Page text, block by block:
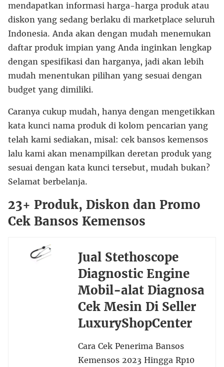
mendapatkan informasi harga-harga produk atau
diskon yang sedang berlaku di marketplace seluruh
Indonesia. Anda akan dengan mudah menemukan
daftar produk impian yang Anda inginkan lengkap
dengan spesifikasi dan harganya, jadi akan lebih
mudah menentukan pilihan yang sesuai dengan
budget yang dimiliki.
Caranya cukup mudah, hanya dengan mengetikkan
kata kunci nama produk di kolom pencarian yang
telah kami sediakan, misal: cek bansos kemensos
lalu kami akan menampilkan deretan produk yang
sesuai dengan kata kunci tersebut, mudah bukan?
Selamat berbelanja.
23+ Produk, Diskon dan Promo
Cek Bansos Kemensos
Jual Stethoscope
Diagnostic Engine
Mobil-alat Diagnosa
Cek Mesin Di Seller
LuxuryShopCenter
Cara Cek Penerima Bansos
Kemensos 2023 Hingga Rp10